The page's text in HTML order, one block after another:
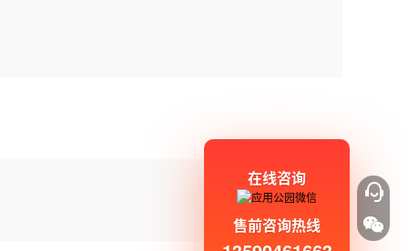
在线咨询
售前咨询热线